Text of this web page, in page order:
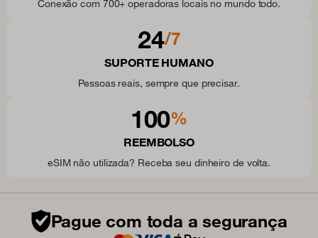
Conexão com 700+ operadoras locais no mundo todo.
24/7
SUPORTE HUMANO
Pessoas reais, sempre que precisar.
100%
REEMBOLSO
eSIM não utilizada? Receba seu dinheiro de volta.
Pague com toda a segurança